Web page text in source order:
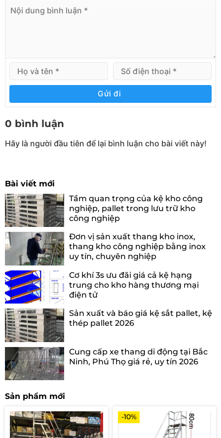
Gửi đi
0 bình luận
Hãy là người đầu tiên để lại bình luận cho bài viết này!
Bài viết mới
Tầm quan trọng của kệ kho công
nghiệp, pallet trong lưu trữ kho
công nghiệp
Đơn vị sản xuất thang kho inox,
thang kho công nghiệp bằng inox
uy tín, chuyên nghiệp
Cơ khí 3s ưu đãi giá cả kệ hạng
trung cho kho hàng thương mại
điện tử
Sản xuất và báo giá kệ sắt pallet, kệ
thép pallet 2026
Cung cấp xe thang di động tại Bắc
Ninh, Phú Thọ giá rẻ, uy tín 2026
Sản phẩm mới
-10%